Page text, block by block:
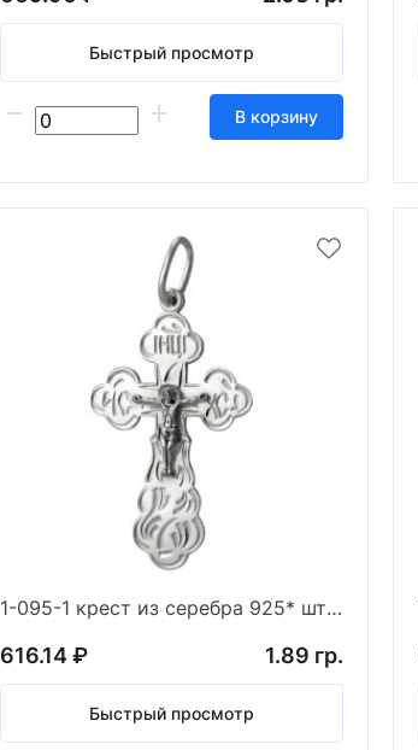
Быстрый просмотр
В корзину
1-095-1 крест из серебра 925* штамп белый
616.14 ₽ 1.89 гр.
Быстрый просмотр